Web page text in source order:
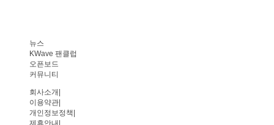
뉴스
KWave 팬클럽
오픈보드
커뮤니티
회사소개
이용약관
개인정보정책
제휴안내